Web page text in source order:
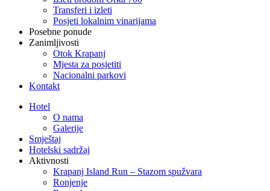
Transferi i izleti
Posjeti lokalnim vinarijama
Posebne ponude
Zanimljivosti
Otok Krapanj
Mjesta za posjetiti
Nacionalni parkovi
Kontakt
Hotel
O nama
Galerije
Smještaj
Hotelski sadržaj
Aktivnosti
Krapanj Island Run – Stazom spužvara
Ronjenje